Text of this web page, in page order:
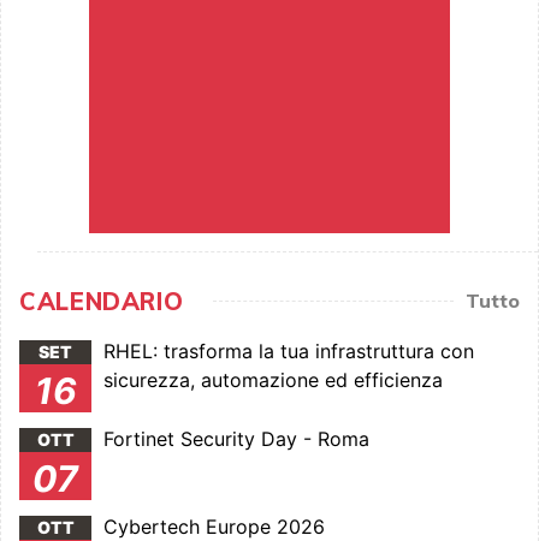
CALENDARIO Tutto
SET
16
RHEL: trasforma la tua infrastruttura con
sicurezza, automazione ed efficienza
OTT
07
Fortinet Security Day - Roma
OTT Cybertech Europe 2026